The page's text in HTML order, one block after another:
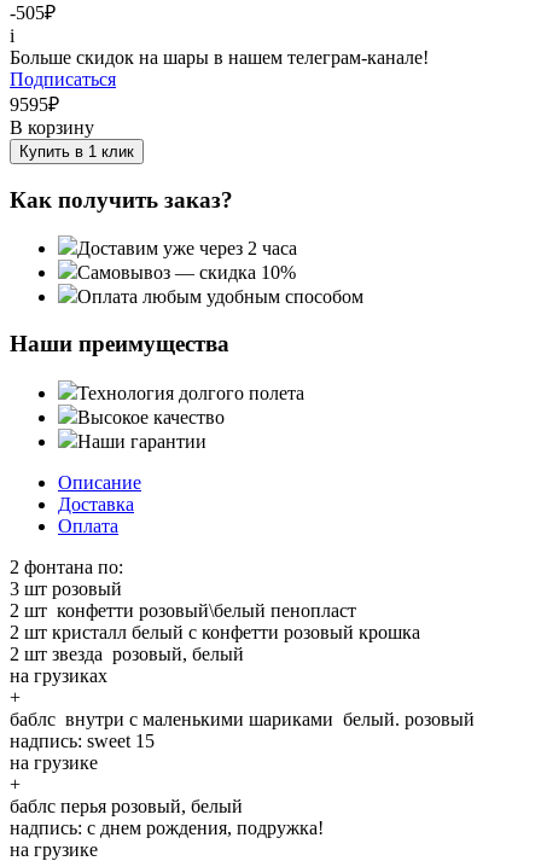
-505₽
i
Больше скидок на шары в нашем телеграм-канале!
Подписаться
9595₽
В корзину
Купить в 1 клик
Как получить заказ?
Доставим уже через 2 часа
Самовывоз — скидка 10%
Оплата любым удобным способом
Наши преимущества
Технология долгого полета
Высокое качество
Наши гарантии
Описание
Доставка
Оплата
2 фонтана по:
3 шт розовый
2 шт конфетти розовый\белый пенопласт
2 шт кристалл белый с конфетти розовый крошка
2 шт звезда розовый, белый
на грузиках
+
баблс внутри с маленькими шариками белый. розовый
надпись: sweet 15
на грузике
+
баблс перья розовый, белый
надпись: с днем рождения, подружка!
на грузике